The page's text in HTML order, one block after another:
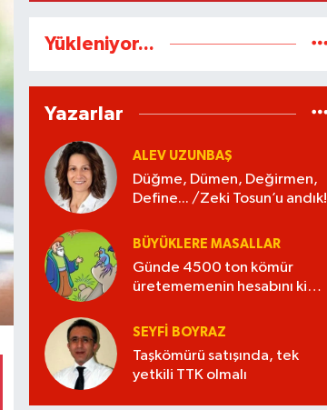
Yükleniyor...
Yazarlar
ALEV UZUNBAŞ
Düğme, Dümen, Değirmen,
Define... /Zeki Tosun’u andık!
BÜYÜKLERE MASALLAR
Günde 4500 ton kömür
üretememenin hesabını kim
SEYFI BOYRAZ
Taşkömürü satışında, tek
yetkili TTK olmalı